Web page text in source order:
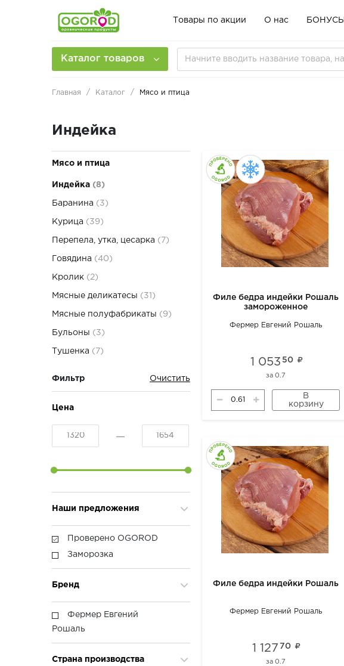
Товары по акции О нас БОНУСЫ
Каталог товаров
Главная Каталог Мясо и птица
Индейка
Мясо и птица
Индейка (8)
Баранина (3)
Курица (39)
Перепела, утка, цесарка (7)
Говядина (40)
Кролик (2)
Мясные деликатесы (31)
Мясные полуфабрикаты (9)
Бульоны (3)
Тушенка (7)
Фильтр
Цена
Наши предложения
Проверено OGOROD
Заморозка
Бренд
Фермер Евгений
Рошаль
Страна производства
Филе бедра индейки Рошаль
замороженное
Фермер Евгений Рошаль
1 053 50
за 0.7
В
корзину
Филе бедра индейки Рошаль
Фермер Евгений Рошаль
1 127 70
за 0.7